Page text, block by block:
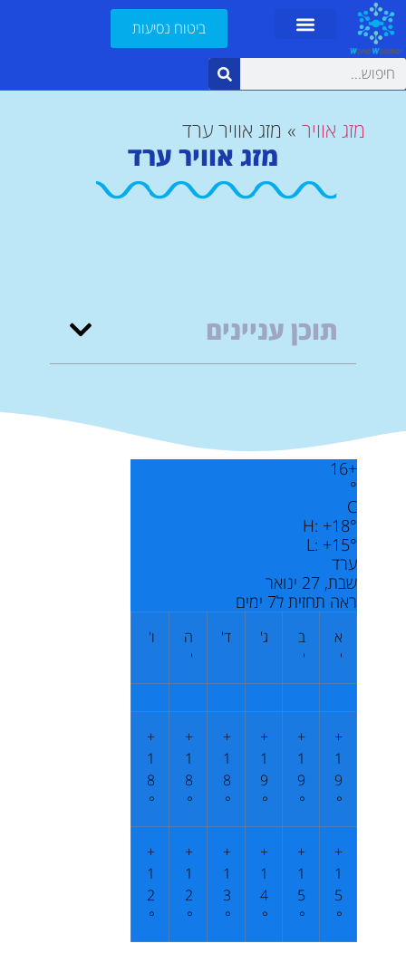
ביטוח נסיעות
מזג אוויר» מזג אוויר ערד
מזג אוויר ערד
תוכן עניינים
+
16
°
C
H: +18°
L: +15°
ערד
שבת, 27 ינואר
ראה תחזית ל7 ימים
א
'
ב
'
ג' ד'
ה
'
ו'
+
1
9
°
+
1
9
°
+
1
9
°
+
1
8
°
+
1
8
°
+
1
8
°
+
1
5
°
+
1
5
°
+
1
4
°
+
1
3
°
+
1
2
°
+
1
2
°